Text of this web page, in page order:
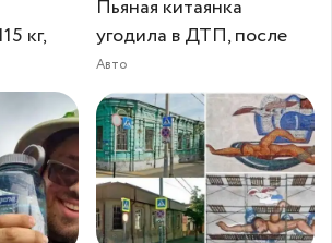
кг,
Пьяная китаянка
угодила в ДТП, после
Авто